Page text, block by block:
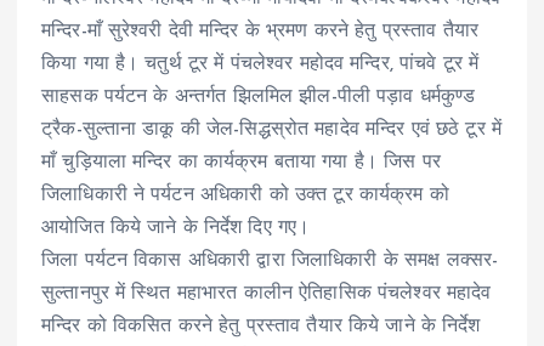
मन्दिर-माँ सुरेश्वरी देवी मन्दिर के भ्रमण करने हेतु प्रस्ताव तैयार
किया गया है। चतुर्थ टूर में पंचलेश्वर महोदव मन्दिर, पांचवे टूर में
साहसक पर्यटन के अन्तर्गत झिलमिल झील-पीली पड़ाव धर्मकुण्ड
ट्रैक-सुल्ताना डाकू की जेल-सिद्धस्रोत महादेव मन्दिर एवं छठे टूर में
माँ चुड़ियाला मन्दिर का कार्यक्रम बताया गया है। जिस पर
जिलाधिकारी ने पर्यटन अधिकारी को उक्त टूर कार्यक्रम को
आयोजित किये जाने के निर्देश दिए गए।
जिला पर्यटन विकास अधिकारी द्वारा जिलाधिकारी के समक्ष लक्सर-
सुल्तानपुर में स्थित महाभारत कालीन ऐतिहासिक पंचलेश्वर महादेव
मन्दिर को विकसित करने हेतु प्रस्ताव तैयार किये जाने के निर्देश